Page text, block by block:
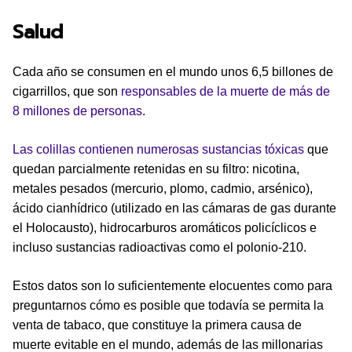
Salud
Cada año se consumen en el mundo unos 6,5 billones de
cigarrillos, que son responsables de la muerte de más de
8 millones de personas.
Las colillas contienen numerosas sustancias tóxicas que
quedan parcialmente retenidas en su filtro: nicotina,
metales pesados (mercurio, plomo, cadmio, arsénico),
ácido cianhídrico (utilizado en las cámaras de gas durante
el Holocausto), hidrocarburos aromáticos policíclicos e
incluso sustancias radioactivas como el polonio-210.
Estos datos son lo suficientemente elocuentes como para
preguntarnos cómo es posible que todavía se permita la
venta de tabaco, que constituye la primera causa de
muerte evitable en el mundo, además de las millonarias